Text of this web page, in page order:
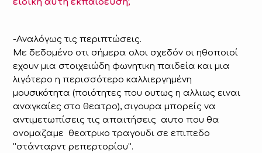
ειδική αυτή εκπαίδευση;
-Αναλόγως τις περιπτώσεις.
Με δεδομένο οτι σήμερα ολοι σχεδόν οι ηθοποιοί
εχουν μια στοιχειώδη φωνητικη παιδεία και μια
λιγότερο η περισσότερο καλλιεργημένη
μουσικότητα (ποιότητες που ουτως η αλλιως ειναι
αναγκαίες στο θεατρο), σιγουρα μπορείς να
αντιμετωπίσεις τις απαιτήσεις αυτο που θα
ονομαζαμε θεατρικο τραγουδι σε επιπεδο
''στάνταρντ ρεπερτορίου''.